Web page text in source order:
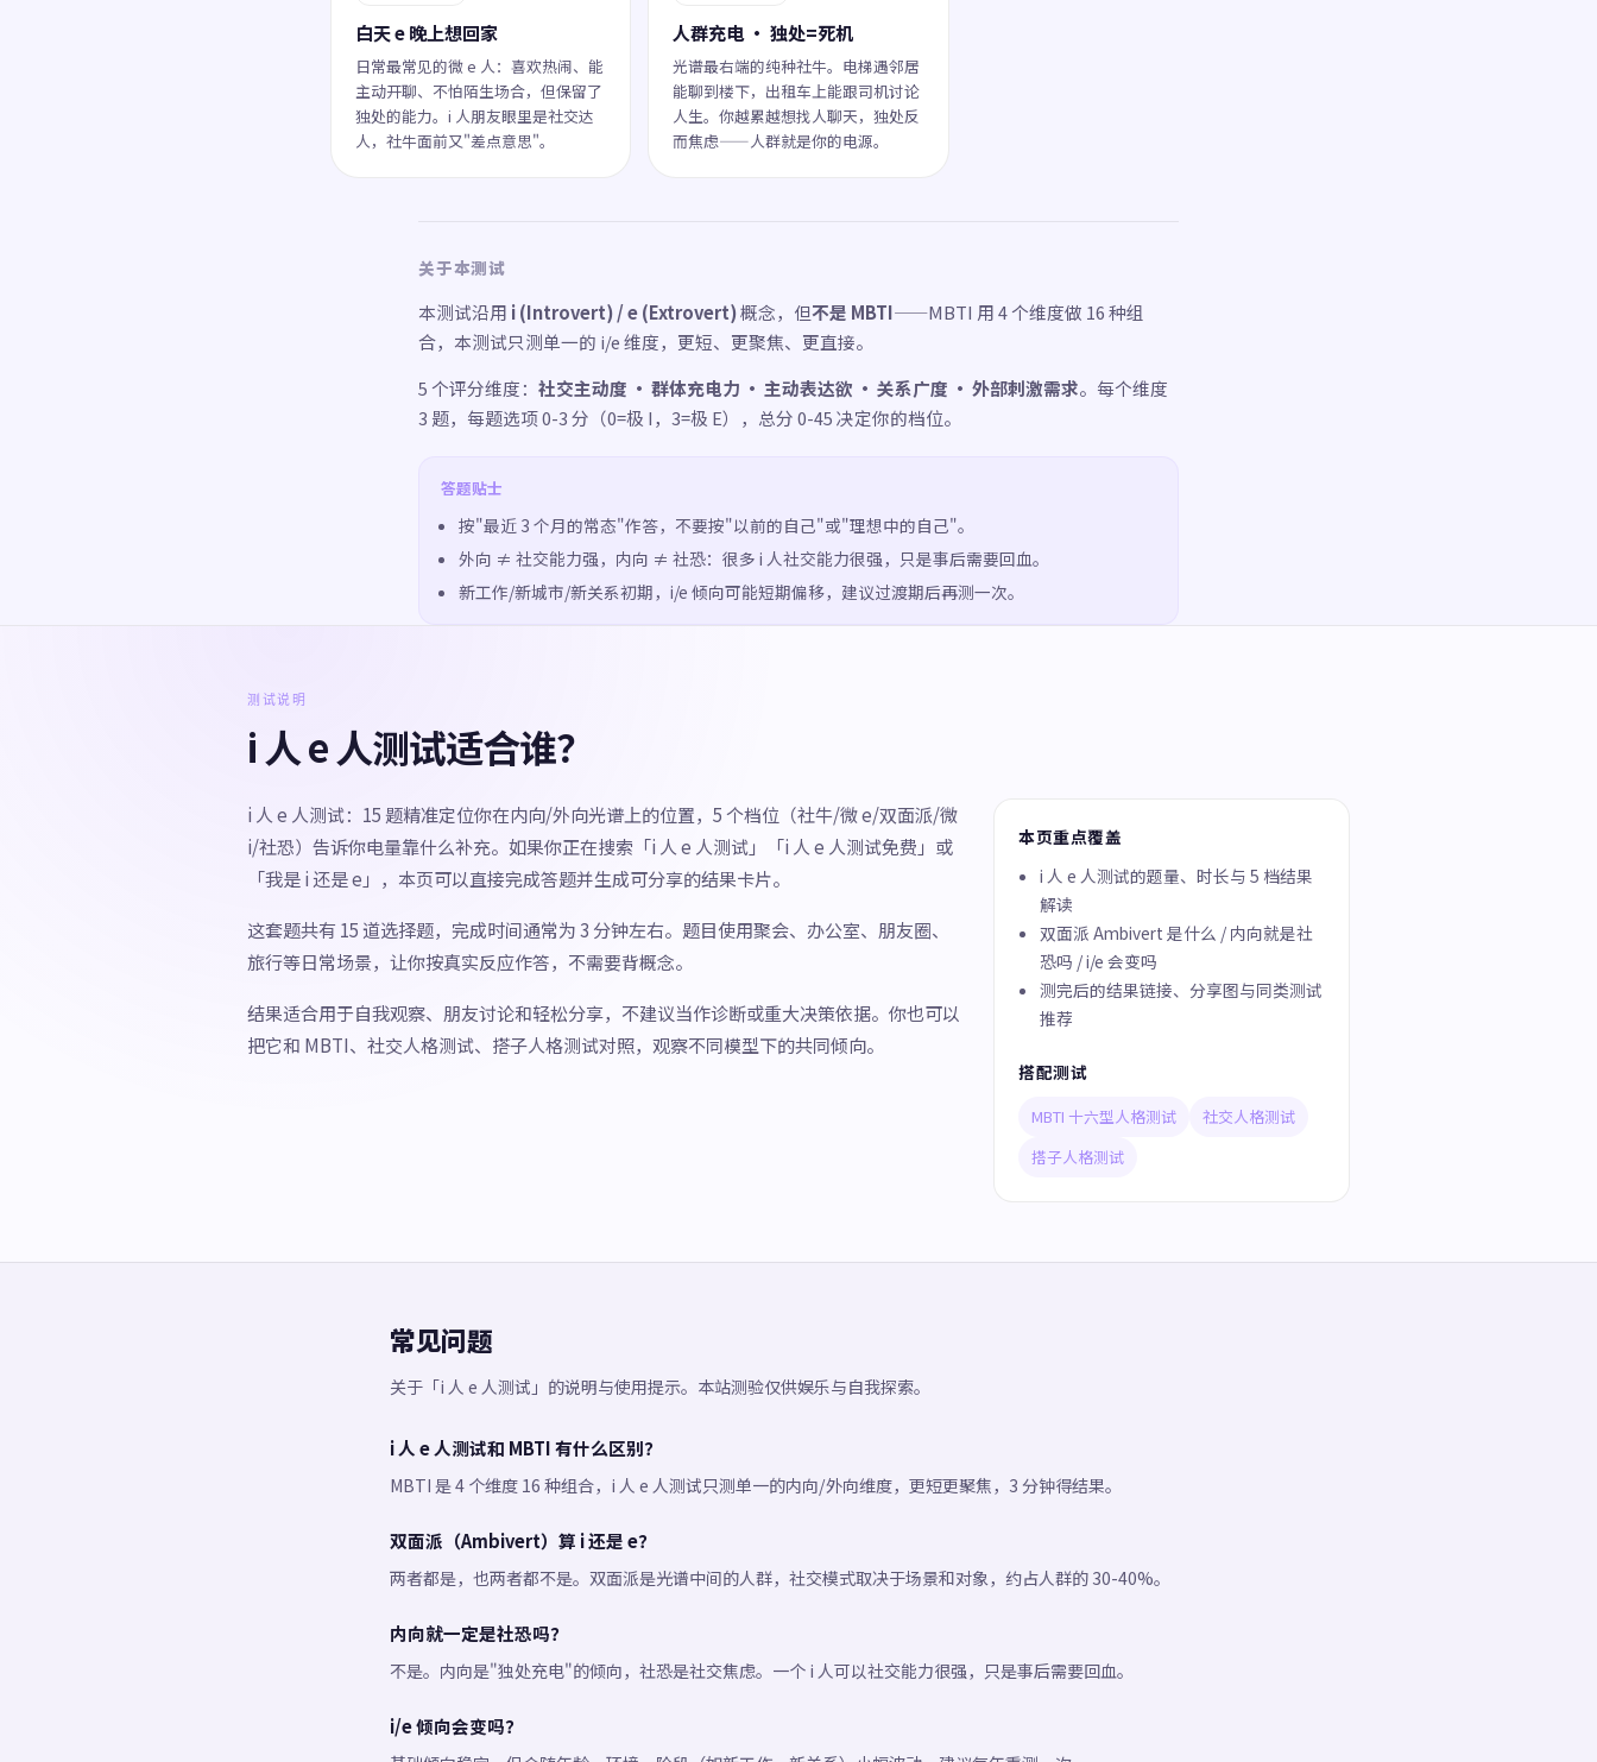
白天 e 晚上想回家
日常最常见的微 e 人：喜欢热闹、能
主动开聊、不怕陌生场合，但保留了
独处的能力。i 人朋友眼里是社交达
人，社牛面前又"差点意思"。
人群充电 · 独处=死机
光谱最右端的纯种社牛。电梯遇邻居
能聊到楼下，出租车上能跟司机讨论
人生。你越累越想找人聊天，独处反
而焦虑——人群就是你的电源。
关于本测试
本测试沿用 i (Introvert) / e (Extrovert)概念，但不是 MBTI——MBTI 用 4 个维度做 16 种组
合，本测试只测单一的 i/e 维度，更短、更聚焦、更直接。
5 个评分维度： 社交主动度 · 群体充电力 · 主动表达欲 · 关系广度 · 外部刺激需求。每个维度
3 题，每题选项 0-3 分（0=极 I，3=极 E），总分 0-45 决定你的档位。
答题贴士
按"最近 3 个月的常态"作答，不要按"以前的自己"或"理想中的自己"。
外向 ≠ 社交能力强，内向 ≠ 社恐：很多 i 人社交能力很强，只是事后需要回血。
新工作/新城市/新关系初期，i/e 倾向可能短期偏移，建议过渡期后再测一次。
测试说明
i 人 e 人测试适合谁？
i 人 e 人测试：15 题精准定位你在内向/外向光谱上的位置，5 个档位（社牛/微 e/双面派/微
i/社恐）告诉你电量靠什么补充。如果你正在搜索「i 人 e 人测试」「i 人 e 人测试免费」或
「我是 i 还是 e」，本页可以直接完成答题并生成可分享的结果卡片。
这套题共有 15 道选择题，完成时间通常为 3 分钟左右。题目使用聚会、办公室、朋友圈、
旅行等日常场景，让你按真实反应作答，不需要背概念。
结果适合用于自我观察、朋友讨论和轻松分享，不建议当作诊断或重大决策依据。你也可以
把它和 MBTI、社交人格测试、搭子人格测试对照，观察不同模型下的共同倾向。
本页重点覆盖
i 人 e 人测试的题量、时长与 5 档结果
解读
双面派 Ambivert 是什么 / 内向就是社
恐吗 / i/e 会变吗
测完后的结果链接、分享图与同类测试
推荐
搭配测试
MBTI 十六型人格测试
社交人格测试
搭子人格测试
常见问题
关于「i 人 e 人测试」的说明与使用提示。本站测验仅供娱乐与自我探索。
i 人 e 人测试和 MBTI 有什么区别？
MBTI 是 4 个维度 16 种组合，i 人 e 人测试只测单一的内向/外向维度，更短更聚焦，3 分钟得结果。
双面派（Ambivert）算 i 还是 e？
两者都是，也两者都不是。双面派是光谱中间的人群，社交模式取决于场景和对象，约占人群的 30-40%。
内向就一定是社恐吗？
不是。内向是"独处充电"的倾向，社恐是社交焦虑。一个 i 人可以社交能力很强，只是事后需要回血。
i/e 倾向会变吗？